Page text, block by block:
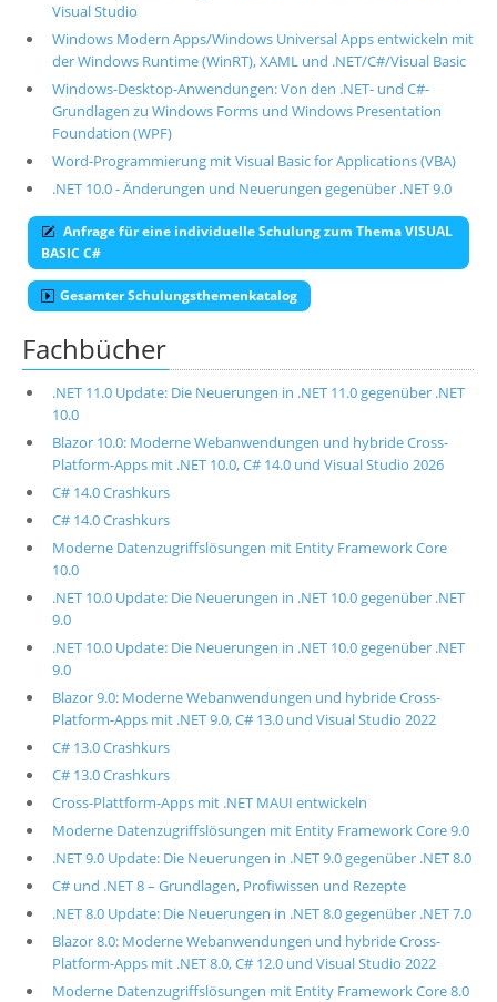
Visual Studio
Windows Modern Apps/Windows Universal Apps entwickeln mit
der Windows Runtime (WinRT), XAML und .NET/C#/Visual Basic
Windows-Desktop-Anwendungen: Von den .NET- und C#-
Grundlagen zu Windows Forms und Windows Presentation
Foundation (WPF)
Word-Programmierung mit Visual Basic for Applications (VBA)
.NET 10.0 - Änderungen und Neuerungen gegenüber .NET 9.0
Anfrage für eine individuelle Schulung zum Thema VISUAL
BASIC C#
Gesamter Schulungsthemenkatalog
Fachbücher
.NET 11.0 Update: Die Neuerungen in .NET 11.0 gegenüber .NET
10.0
Blazor 10.0: Moderne Webanwendungen und hybride Cross-
Platform-Apps mit .NET 10.0, C# 14.0 und Visual Studio 2026
C# 14.0 Crashkurs
C# 14.0 Crashkurs
Moderne Datenzugriffslösungen mit Entity Framework Core
10.0
.NET 10.0 Update: Die Neuerungen in .NET 10.0 gegenüber .NET
9.0
.NET 10.0 Update: Die Neuerungen in .NET 10.0 gegenüber .NET
9.0
Blazor 9.0: Moderne Webanwendungen und hybride Cross-
Platform-Apps mit .NET 9.0, C# 13.0 und Visual Studio 2022
C# 13.0 Crashkurs
C# 13.0 Crashkurs
Cross-Plattform-Apps mit .NET MAUI entwickeln
Moderne Datenzugriffslösungen mit Entity Framework Core 9.0
.NET 9.0 Update: Die Neuerungen in .NET 9.0 gegenüber .NET 8.0
C# und .NET 8 – Grundlagen, Profiwissen und Rezepte
.NET 8.0 Update: Die Neuerungen in .NET 8.0 gegenüber .NET 7.0
Blazor 8.0: Moderne Webanwendungen und hybride Cross-
Platform-Apps mit .NET 8.0, C# 12.0 und Visual Studio 2022
Moderne Datenzugriffslösungen mit Entity Framework Core 8.0